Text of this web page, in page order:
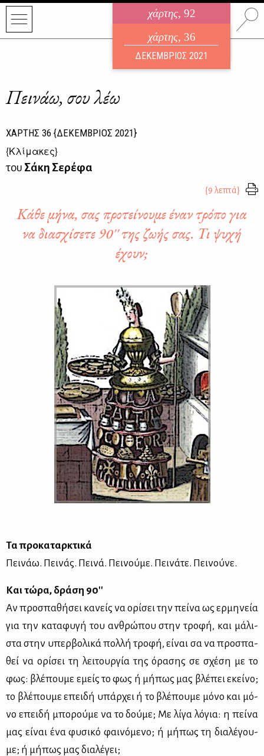
χάρτης, 92
ηλεκτρονικό περιοδικό
ΑΥΓΟΥΣΤΟΣ 2026
χάρτης, 36
ΔΕΚΕΜΒΡΙΟΣ 2021
Πεινάω, σου λέω
ΧΑΡΤΗΣ 36 {ΔΕΚΕΜΒΡΙΟΣ 2021}
{Κλίμακες}
του Σάκη Σερέφα
{9 λεπτά}
Κάθε μήνα, σας προτείνουμε έναν τρόπο για
να διασχίσετε 90'' της ζωής σας. Τι ψυχή
έχουν;
Τα προ­κα­ταρ­κτι­κά
Πει­νάω. Πει­νάς. Πει­νά. Πει­νού­με. Πει­νά­τε. Πει­νού­νε.
Και τώ­ρα, δρά­ση 90′′
Αν προ­σπα­θή­σει κα­νείς να ορί­σει την πεί­να ως ερ­μη­νεία
για την κα­τα­φυ­γή του αν­θρώ­που στην τρο­φή, και μά­λι­
στα στην υπερ­βο­λι­κά πολ­λή τρο­φή, εί­ναι σα να προ­σπα­
θεί να ορί­σει τη λει­τουρ­γία της όρα­σης σε σχέ­ση με το
φως: βλέ­που­με εμείς το φως ή μή­πως μας βλέ­πει εκεί­νο;
το βλέ­που­με επει­δή υπάρ­χει ή το βλέ­που­με μό­νο και μό­
νο επει­δή μπο­ρού­με να το δού­με; Με λί­γα λό­για: η πεί­να
μας εί­ναι ένα φυ­σι­κό φαι­νό­με­νο; ή μή­πως τη δια­λέ­γου­
με; ή μή­πως μας δια­λέ­γει;